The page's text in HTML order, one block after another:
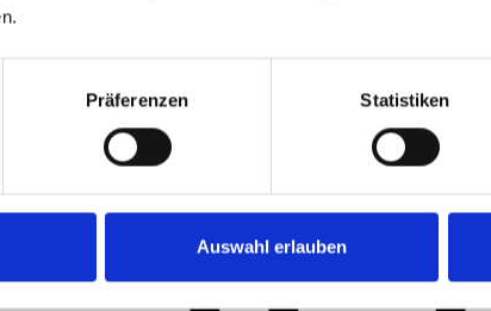
Präferenzen Statistiken
Auswahl erlauben